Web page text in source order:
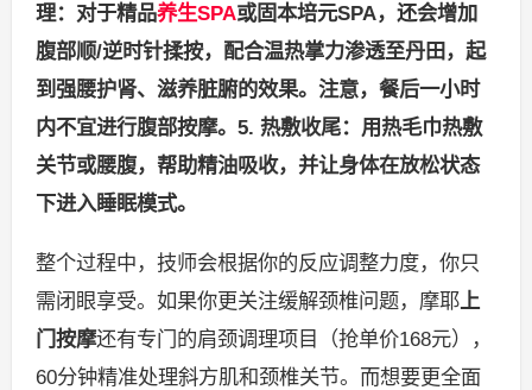
理：对于精品养生SPA或固本培元SPA，还会增加
腹部顺/逆时针揉按，配合温热掌力渗透至丹田，起
到强腰护肾、滋养脏腑的效果。注意，餐后一小时
内不宜进行腹部按摩。 5. 热敷收尾：用热毛巾热敷
关节或腰腹，帮助精油吸收，并让身体在放松状态
下进入睡眠模式。
整个过程中，技师会根据你的反应调整力度，你只
需闭眼享受。如果你更关注缓解颈椎问题，摩耶上
门按摩还有专门的肩颈调理项目（抢单价168元），
60分钟精准处理斜方肌和颈椎关节。而想要更全面